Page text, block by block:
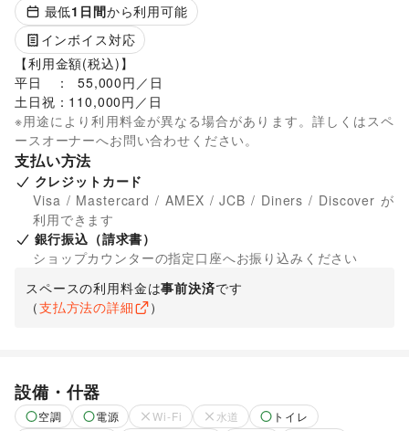
最低1 日間から利用可能
インボイス対応
【利用金額(税込)】
平日　：  55,000円／日
土日祝：110,000円／日
※用途により利用料金が異なる場合があります。詳しくはスペ
ースオーナーへお問い合わせください。
支払い方法
クレジットカード
Visa / Mastercard / AMEX / JCB / Diners / Discover が
利用できます
銀行振込（請求書）
ショップカウンターの指定口座へお振り込みください
スペースの利用料金は事前決済です
（支払方法の詳細 ）
設備・什器
空調 電源 Wi-Fi 水道
トイレ